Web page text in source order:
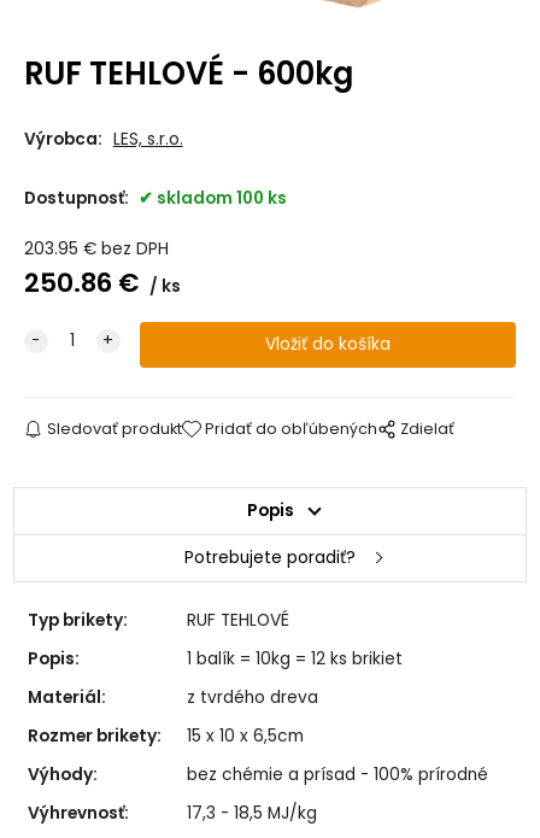
RUF TEHLOVÉ - 600kg
Výrobca: LES, s.r.o.
Dostupnosť: skladom 100 ks
203.95 € bez DPH
250.86 € ks
Sledovať produkt Pridať do obľúbených Zdielať
Popis
Potrebujete poradiť?
Typ brikety:
RUF TEHLOVÉ
Popis:
1 balík = 10kg = 12 ks brikiet
Materiál:
z tvrdého dreva
Rozmer brikety:
15 x 10 x 6,5cm
Výhody:
bez chémie a prísad - 100% prírodné
Výhrevnosť:
17,3 - 18,5 MJ/kg